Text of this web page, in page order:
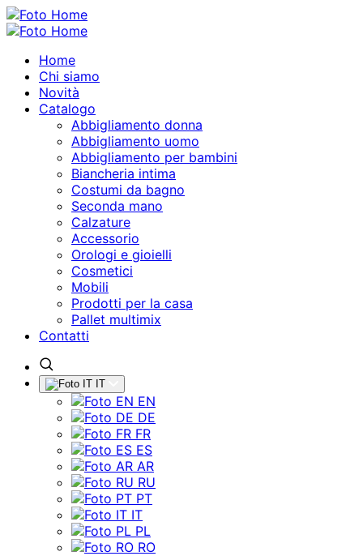
Home
Chi siamo
Novità
Catalogo
Abbigliamento donna
Abbigliamento uomo
Abbigliamento per bambini
Biancheria intima
Costumi da bagno
Seconda mano
Calzature
Accessorio
Orologi e gioielli
Cosmetici
Mobili
Prodotti per la casa
Pallet multimix
Contatti
IT
EN
DE
FR
ES
AR
RU
PT
IT
PL
RO